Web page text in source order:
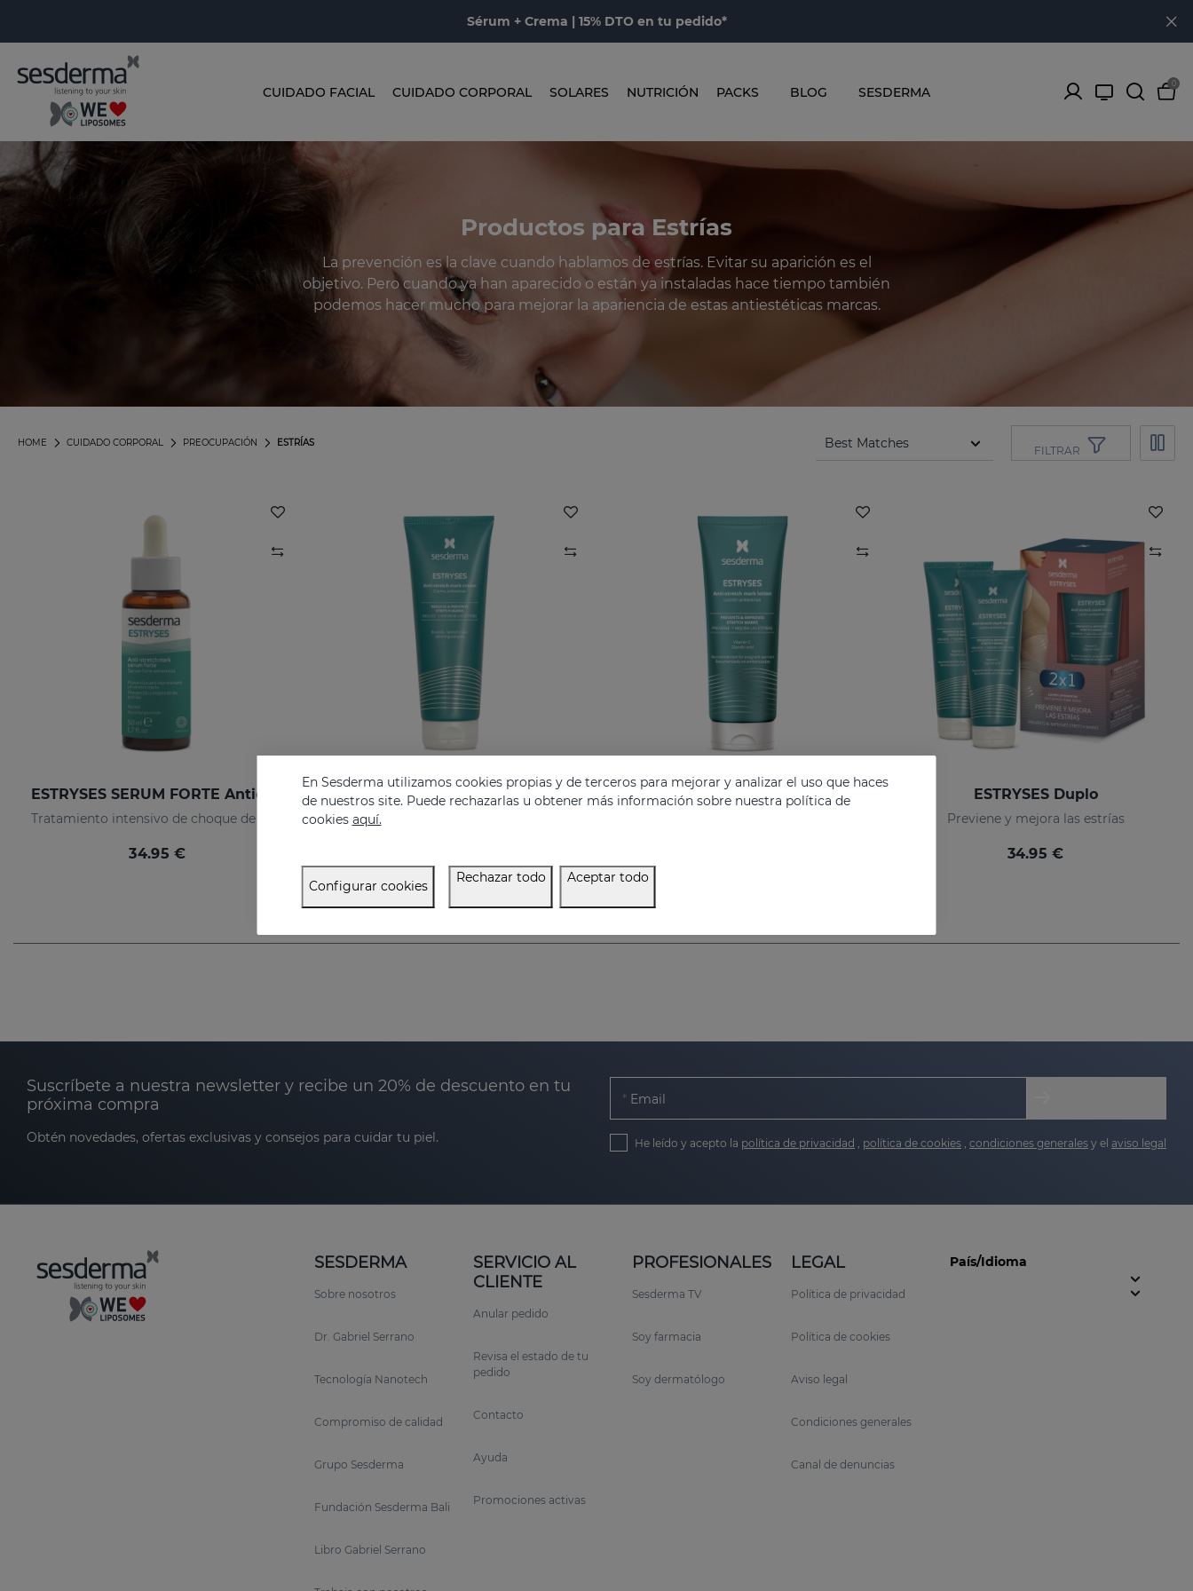
Sérum + Crema | 15% DTO en tu pedido*
CUIDADO FACIAL CUIDADO CORPORAL SOLARES NUTRICIÓN PACKS BLOG SESDERMA
0
Productos para Estrías
La prevención es la clave cuando hablamos de estrías. Evitar su aparición es el
objetivo. Pero cuando ya han aparecido o están ya instaladas hace tiempo también
podemos hacer mucho para mejorar la apariencia de estas antiestéticas marcas.
ESTRÍAS
PREOCUPACIÓN
CUIDADO CORPORAL
HOME
FILTRAR
34.95 €
ESTRYSES Crema Antiestrías ESTRYSES Loción Antiestrías ESTRYSES Duplo
Previene y mejora las estrías
34.95 €
Suscríbete a nuestra newsletter y recibe un 20% de descuento en tu
próxima compra
Obtén novedades, ofertas exclusivas y consejos para cuidar tu piel.
Email
He leído y acepto la política de privacidad política de cookies condiciones generales y el aviso legal
SESDERMA
Sobre nosotros
Dr. Gabriel Serrano
Tecnología Nanotech
Compromiso de calidad
Grupo Sesderma
Fundación Sesderma Bali
Libro Gabriel Serrano
SERVICIO AL
CLIENTE
Anular pedido
Revisa el estado de tu
pedido
Contacto
Ayuda
Promociones activas
PROFESIONALES
Sesderma TV
Soy farmacia
Soy dermatólogo
LEGAL
Política de privacidad
Política de cookies
Aviso legal
Condiciones generales
Canal de denuncias
País/Idioma
En Sesderma utilizamos cookies propias y de terceros para mejorar y analizar el uso que haces
de nuestros site. Puede rechazarlas u obtener más información sobre nuestra política de
cookies aquí.
Configurar cookies
Rechazar todo Aceptar todo